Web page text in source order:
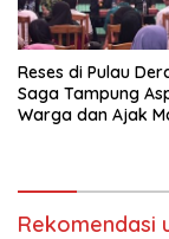
Reses di Pulau
Saga Tampung
Warga dan Ajak
Rekomendasi